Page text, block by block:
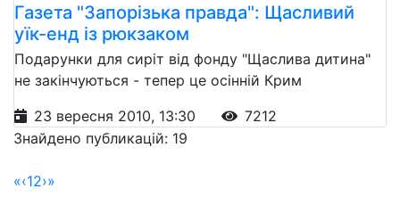
Газета "Запорізькa правдa": Щасливий
уїк-енд із рюкзаком
Подарунки для сиріт від фонду "Щаслива дитина"
не закінчуються - тепер це осінній Крим
23 вересня 2010, 13:30
7212
Знайдено публикацій: 19
«‹12›»